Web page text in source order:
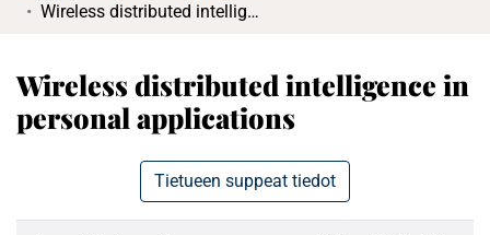
Wireless distributed intelligence in personal applications
Wireless distributed intelligence in
personal applications
Tietueen suppeat tiedot